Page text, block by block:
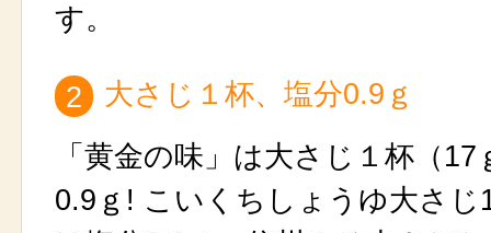
す。
2
大さじ１杯、塩分0.9ｇ
「黄金の味」は大さじ１杯（17
0.9ｇ! こいくちしょうゆ大さじ